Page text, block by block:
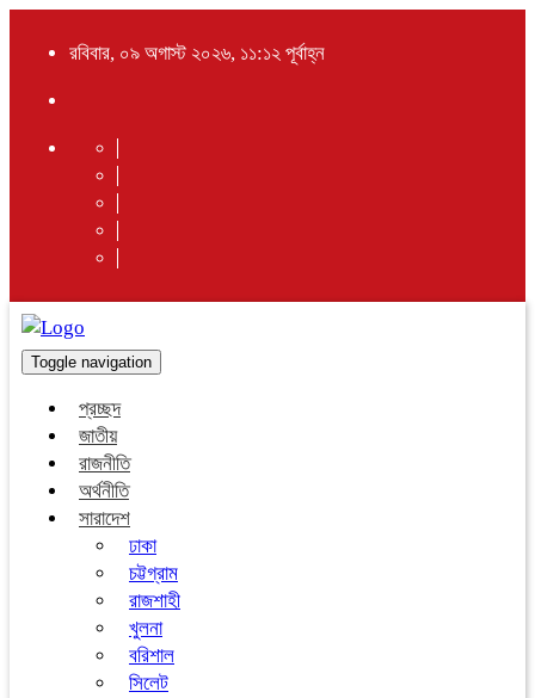
রবিবার, ০৯ অগাস্ট ২০২৬, ১১:১২ পূর্বাহ্ন
Toggle navigation
প্রচ্ছদ
জাতীয়
রাজনীতি
অর্থনীতি
সারাদেশ
ঢাকা
চট্টগ্রাম
রাজশাহী
খুলনা
বরিশাল
সিলেট